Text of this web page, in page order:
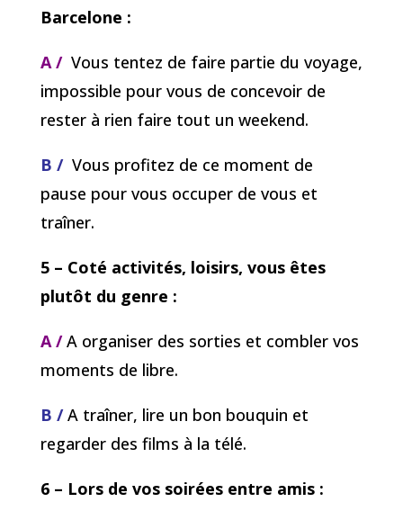
Barcelone :
A / Vous tentez de faire partie du voyage,
impossible pour vous de concevoir de
rester à rien faire tout un weekend.
B / Vous profitez de ce moment de
pause pour vous occuper de vous et
traîner.
5 – Coté activités, loisirs, vous êtes
plutôt du genre :
A /A organiser des sorties et combler vos
moments de libre.
B /A traîner, lire un bon bouquin et
regarder des films à la télé.
6 – Lors de vos soirées entre amis :